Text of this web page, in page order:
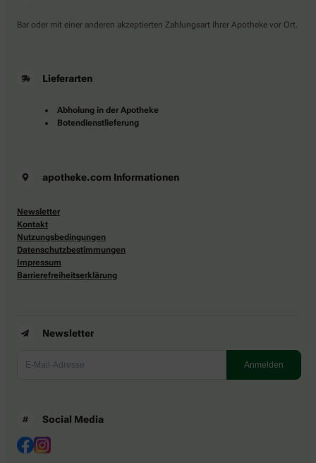
Bar oder mit einer anderen akzeptierten Zahlungsart Ihrer Apotheke vor Ort.
Lieferarten
Abholung in der Apotheke
Botendienstlieferung
apotheke.com Informationen
Newsletter
Kontakt
Nutzungsbedingungen
Datenschutzbestimmungen
Impressum
Barrierefreiheitserklärung
Newsletter
Social Media